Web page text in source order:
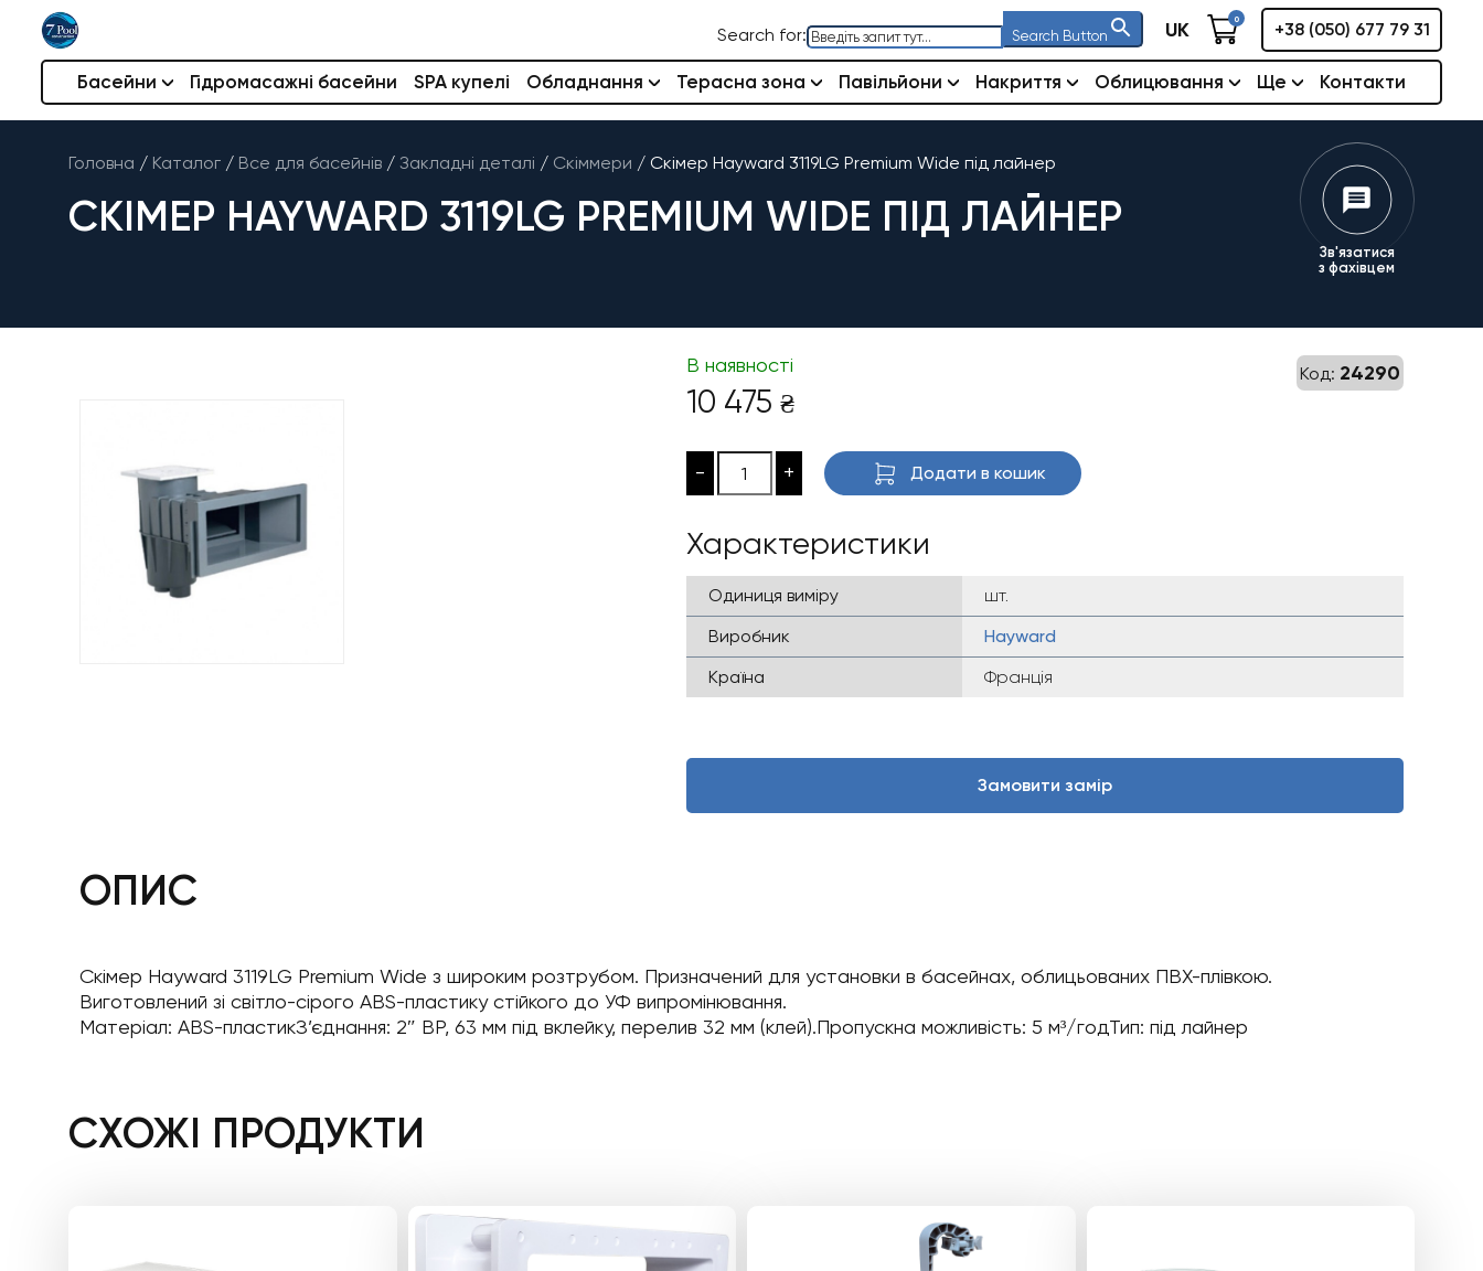
Search for: Search Button UK 0
+38 (050) 677 79 31
Басейни Гідромасажні басейни SPA купелі Обладнання Терасна зона Павільйони Накриття Облицювання Ще Контакти
Головна / Каталог / Все для басейнів / Закладні деталі / Скіммери / Скімер Hayward 3119LG Premium Wide під лайнер
СКІМЕР HAYWARD 3119LG PREMIUM WIDE ПІД ЛАЙНЕР
Зв'язатися
з фахівцем
Код: 24290
В наявності
10 475 ₴
- + Додати в кошик
Характеристики
Одиниця виміру
шт.
Виробник
Hayward
Країна
Франція
Замовити замір
ОПИС
Скімер Hayward 3119LG Premium Wide з широким розтрубом. Призначений для установки в басейнах, облицьованих ПВХ-плівкою.
Виготовлений зі світло-сірого ABS-пластику стійкого до УФ випромінювання.
Матеріал: ABS-пластикЗ’єднання: 2″ ВР, 63 мм під вклейку, перелив 32 мм (клей).Пропускна можливість: 5 м³/годТип: під лайнер
СХОЖІ ПРОДУКТИ